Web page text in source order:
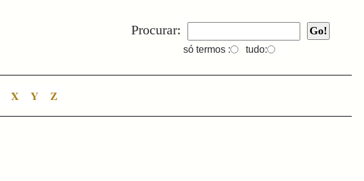
Procurar:
só termos : tudo:
X Y Z